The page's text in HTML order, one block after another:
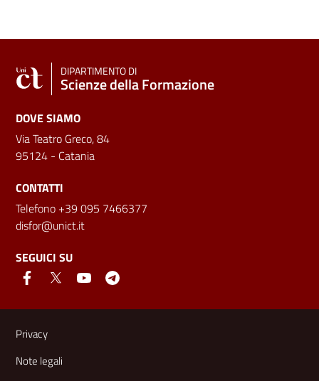
DIPARTIMENTO DI
Scienze della Formazione
DOVE SIAMO
Via Teatro Greco, 84
95124 - Catania
CONTATTI
Telefono +39 095 7466377
disfor@unict.it
SEGUICI SU
Link e informazioni utili
Privacy
Note legali